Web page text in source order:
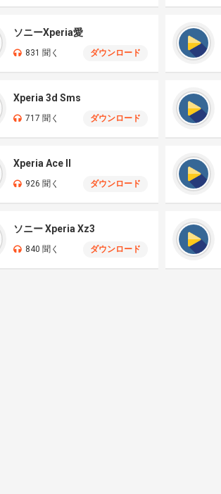
ソニーXperia愛
831 聞く ダウンロード
Xperia 3d Sms
717 聞く ダウンロード
Xperia Ace II
926 聞く ダウンロード
ソニー Xperia Xz3
840 聞く ダウンロード